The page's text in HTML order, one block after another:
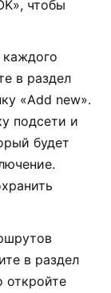
чтобы
в раздел
«Add new».
подсети и
будет
в раздел
откройте